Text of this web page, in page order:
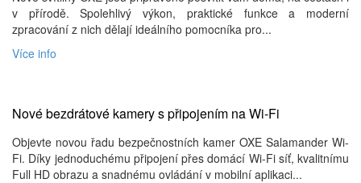
v přírodě. Spolehlivý výkon, praktické funkce a moderní
zpracování z nich dělají ideálního pomocníka pro...
Více info
Nové bezdrátové kamery s připojením na Wi-Fi
Objevte novou řadu bezpečnostních kamer OXE Salamander Wi-
Fi. Díky jednoduchému připojení přes domácí Wi-Fi síť, kvalitnímu
Full HD obrazu a snadnému ovládání v mobilní aplikaci...